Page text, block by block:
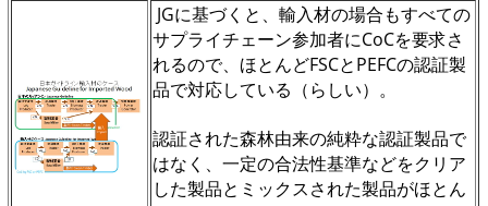
JGに基づくと、輸入材の場合もすべての
サプライチェーン参加者にCoCを要求さ
れるので、ほとんどFSCとPEFCの認証製
品で対応している（らしい）。
認証された森林由来の純粋な認証製品で
はなく、一定の合法性基準などをクリア
した製品とミックスされた製品がほとん